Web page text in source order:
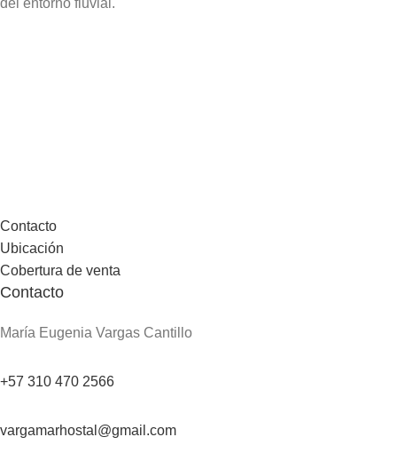
del entorno fluvial.
Contacto
Ubicación
Cobertura de venta
Contacto
María Eugenia Vargas Cantillo
+57 310 470 2566
vargamarhostal@gmail.com